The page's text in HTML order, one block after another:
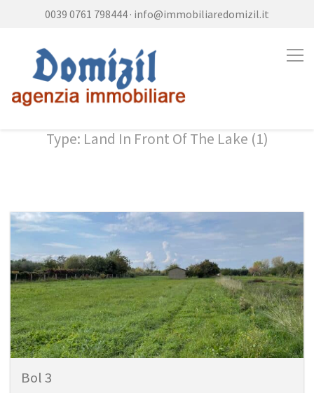
0039 0761 798444 · info@immobiliaredomizil.it
Type: Land In Front Of The Lake (1)
Bol 3